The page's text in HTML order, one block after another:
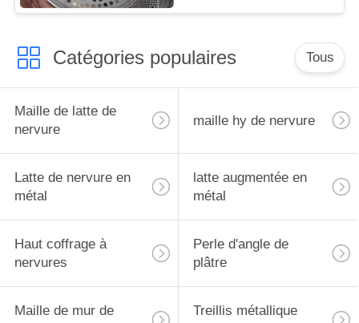
Catégories populaires Tous
Maille de latte de
nervure
maille hy de nervure
Latte de nervure en
métal
latte augmentée en
métal
Haut coffrage à
nervures
Perle d'angle de
plâtre
Maille de mur de
Treillis métallique